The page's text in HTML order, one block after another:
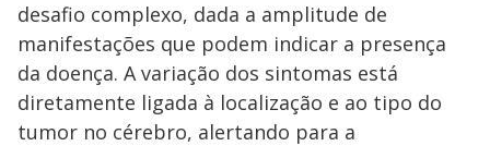
desafio complexo, dada a amplitude de
manifestações que podem indicar a presença
da doença. A variação dos sintomas está
diretamente ligada à localização e ao tipo do
tumor no cérebro, alertando para a